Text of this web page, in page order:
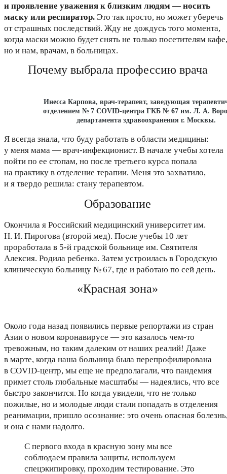
и проявление уважения к близким людям — носить
маску или респиратор. Это так просто, но может уберечь
от страшных последствий. Жду не дождусь того момента,
когда маски можно будет снять не только посетителям кафе,
но и нам, врачам, в больницах.
Почему выбрала профессию врача
Инесса Карпова, врач-терапевт, заведующая
отделением № 7 COVID-центра ГКБ № 67 им. Л. А.
департамента здравоохранения г. Москвы.
Я всегда знала, что буду работать в области медицины:
у меня мама — врач-инфекционист. В начале учебы хотела
пойти по ее стопам, но после третьего курса попала
на практику в отделение терапии. Меня это захватило,
и я твердо решила: стану терапевтом.
Образование
Окончила я Российский медицинский университет им.
Н. И. Пирогова (второй мед). После учебы 10 лет
проработала в 5-й градской больнице им. Святителя
Алексия. Родила ребенка. Затем устроилась в Городскую
клиническую больницу № 67, где и работаю по сей день.
«Красная зона»
Около года назад появились первые репортажи из стран
Азии о новом коронавирусе — это казалось чем-то
тревожным, но таким далеким от наших реалий! Даже
в марте, когда наша больница была перепрофилирована
в COVID-центр, мы еще не предполагали, что пандемия
примет столь глобальные масштабы — надеялись, что все
быстро закончится. Но когда увидели, что не только
пожилые, но и молодые люди стали попадать в отделения
реанимации, пришло осознание: это очень опасная
и она с нами надолго.
С первого входа в красную зону мы все
соблюдаем правила защиты, используем
спецэкипировку, проходим тестирование. Это